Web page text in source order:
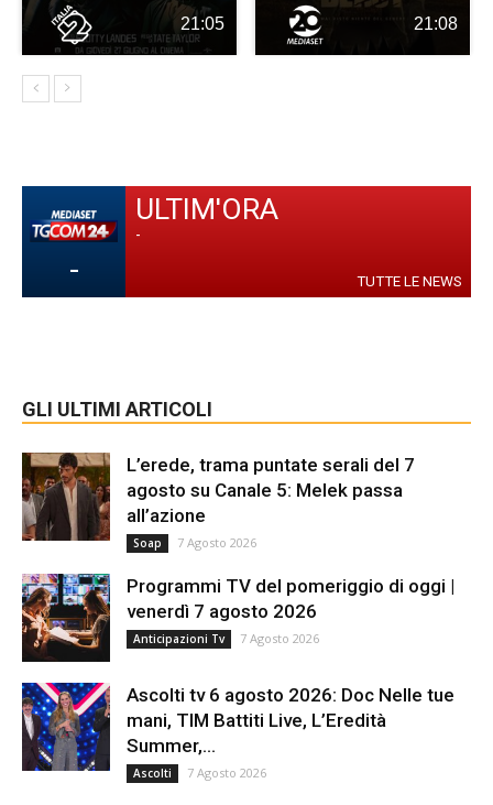
21:05 21:08
-
ULTIM'ORA
-
TUTTE LE NEWS
GLI ULTIMI ARTICOLI
L’erede, trama puntate serali del 7
agosto su Canale 5: Melek passa
all’azione
Soap 7 Agosto 2026
Programmi TV del pomeriggio di oggi |
venerdì 7 agosto 2026
Anticipazioni Tv 7 Agosto 2026
Ascolti tv 6 agosto 2026: Doc Nelle tue
mani, TIM Battiti Live, L’Eredità
Summer,...
Ascolti 7 Agosto 2026